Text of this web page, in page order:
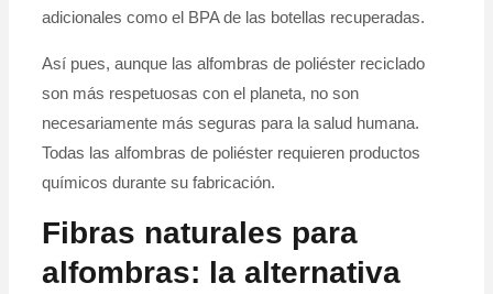
adicionales como el BPA de las botellas recuperadas.
Así pues, aunque las alfombras de poliéster reciclado
son más respetuosas con el planeta, no son
necesariamente más seguras para la salud humana.
Todas las alfombras de poliéster requieren productos
químicos durante su fabricación.
Fibras naturales para
alfombras: la alternativa